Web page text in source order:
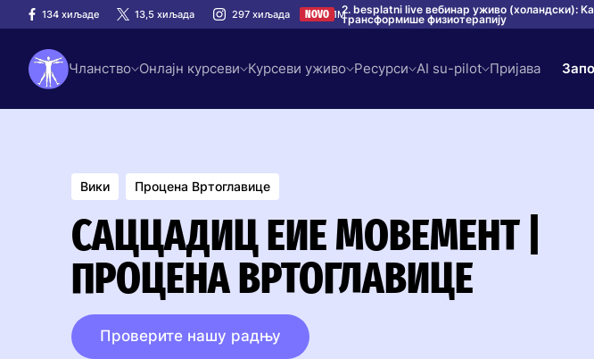
134 хиљаде 13,5 хиљада 297 хиљада 1M
NOVO 2. besplatni live вебинар уживо (холандски):
трансформише физиотерапију
Чланство Онлајн курсеви Курсеви уживо Ресурси AI su-pilot Пријава
Вики Процена Вртоглавице
САЦЦАДИЦ ЕИЕ МОВЕМЕНТ |
ПРОЦЕНА ВРТОГЛАВИЦЕ
Проверите нашу радњу